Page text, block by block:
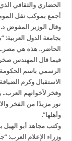
الحضاري والثقافي الذي
أجمع بموكب نقل
وقال الوزير المفوض
بجامعة الدول
الحاضر.. هذه هي مصر..
فيما قال المهندس صخر
الرسمي باسم الحكومة
الاستقبال وكرم
وفخر لأخوانهم
نور مزيدًا من الفخر
وأهلها”.
وكتب مجاهد أبو
وزراء الإعلام العرب: